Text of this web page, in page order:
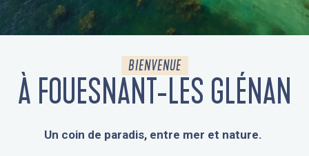
BIENVENUE
À FOUESNANT-LES GLÉNAN
Un coin de paradis, entre mer et nature.